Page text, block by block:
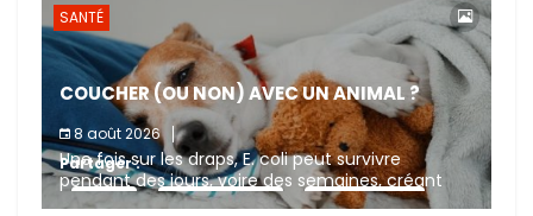
SANTÉ
COUCHER (OU NON) AVEC UN ANIMAL ?
8 août 2026
Une fois sur les draps, E. coli peut survivre
pendant des jours, voire des semaines, créant
ainsi un risque de transmission si une personne
Partager :
Facebook Pinterest